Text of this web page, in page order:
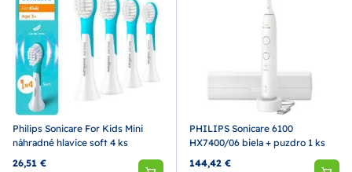
Philips Sonicare For Kids Mini
náhradné hlavice soft 4 ks
26,51 €
PHILIPS Sonicare 6100
HX7400/06 biela + puzdro 1 ks
144,42 €